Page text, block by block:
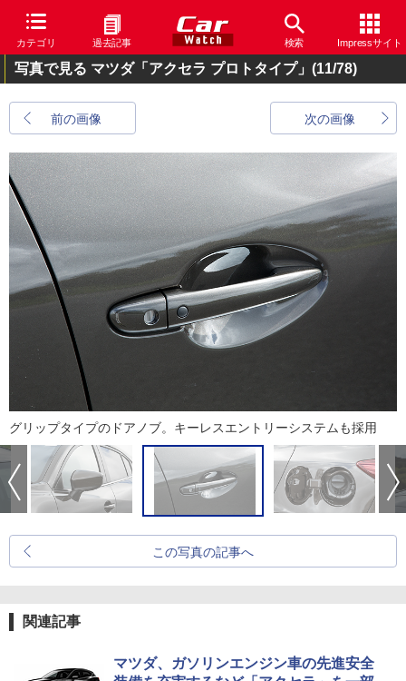
カテゴリ 過去記事 検索 Impressサイト
写真で見る マツダ「アクセラ プロトタイプ」 (11/78)
前の画像 次の画像
グリップタイプのドアノブ。キーレスエントリーシステムも採用
この写真の記事へ
関連記事
マツダ、ガソリンエンジン車の先進安全